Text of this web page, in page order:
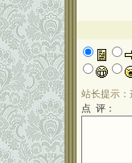
站长提示：
点 评：